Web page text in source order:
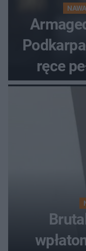
ręce
zalewa